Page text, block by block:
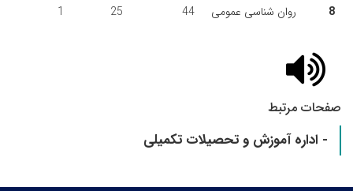
8 روان شناسی عمومی 44
25
1
صفحات مرتبط
- اداره آموزش و تحصیلات تکمیلی